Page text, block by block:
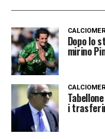
Dopo lo
mirino
i